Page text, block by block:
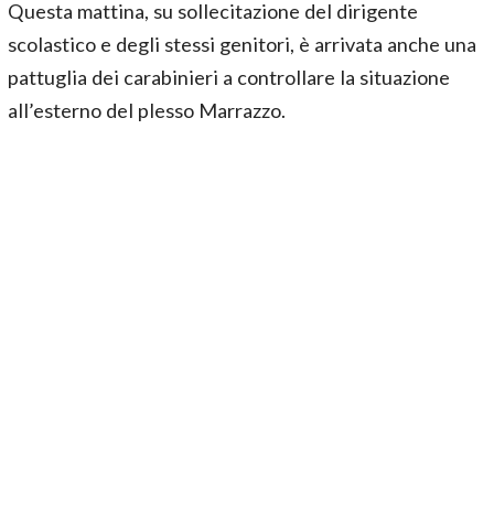
Questa mattina, su sollecitazione del dirigente
scolastico e degli stessi genitori, è arrivata anche una
pattuglia dei carabinieri a controllare la situazione
all’esterno del plesso Marrazzo.